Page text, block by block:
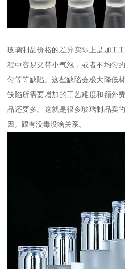
玻璃制品价格的差异实际上是加工
程中容易夹带小气泡，或者不均匀
匀等等缺陷。这些缺陷会极大降低
缺陷所需要增加的工艺难度和额外
品还要多。这就是很多玻璃制品卖
因。跟有没毒没啥关系。